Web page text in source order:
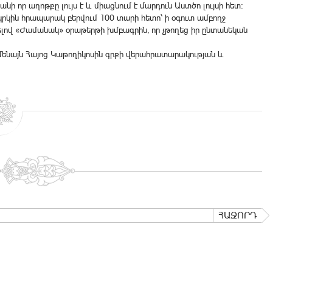
աղոթքը լույս է և միացնում է մարդուն Աստծո լույսի հետ:
հրապարակ բերվում 100 տարի հետո՝ ի օգուտ ամբողջ
«Ժամանակ» օրաթերթի խմբագրին, որ չթողեց իր ընտանեկան
Հայոց Կաթողիկոսին գրքի վերահրատարակության և
ՀԱՋՈՐԴ